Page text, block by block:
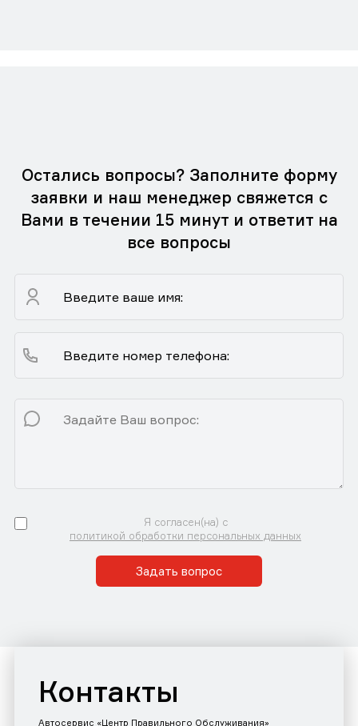
Остались вопросы? Заполните форму
заявки и наш менеджер свяжется с
Вами в течении 15 минут и ответит на
все вопросы
Я согласен(на) с
политикой обработки персональных данных
Задать вопрос
Контакты
Автосервис «Центр Правильного Обслуживания»